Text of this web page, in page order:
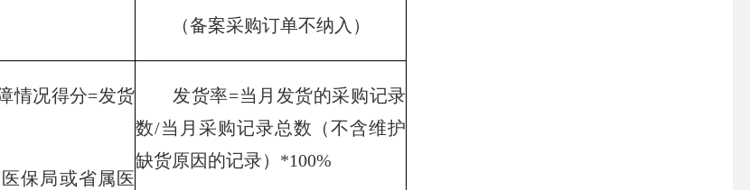
（备案采购订单不纳入）
况得分=发货
保局或省属医
发货率=当月发货的采购记录
数/当月采购记录总数（不含维护
缺货原因的记录）*100%